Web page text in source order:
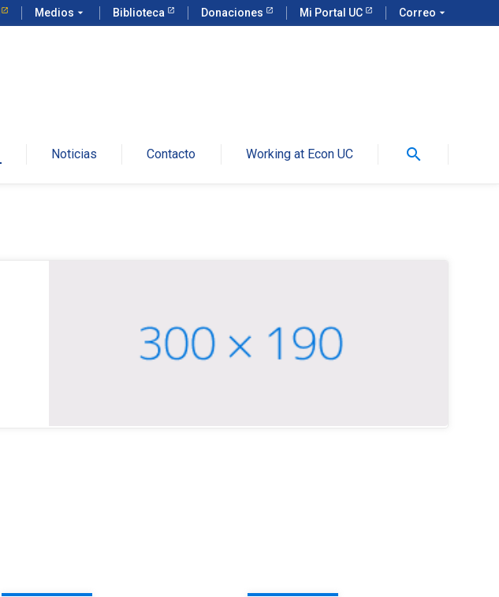
Medios arrow_drop_down Biblioteca Donaciones Mi Portal UC Correo arrow_drop_down
Noticias Contacto Working at Econ UC search